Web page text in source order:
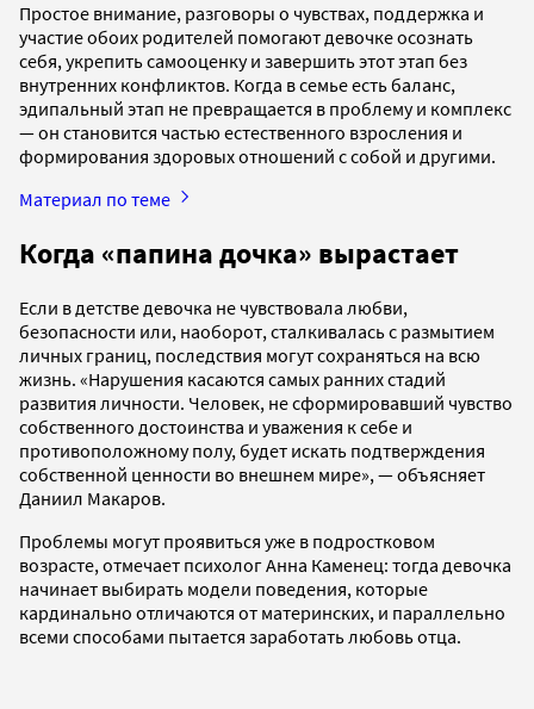
Простое внимание, разговоры о чувствах, поддержка и
участие обоих родителей помогают девочке осознать
себя, укрепить самооценку и завершить этот этап без
внутренних конфликтов. Когда в семье есть баланс,
эдипальный этап не превращается в проблему и комплекс
— он становится частью естественного взросления и
формирования здоровых отношений с собой и другими.
Материал по теме
Когда «папина дочка» вырастает
Если в детстве девочка не чувствовала любви,
безопасности или, наоборот, сталкивалась с размытием
личных границ, последствия могут сохраняться на всю
жизнь. «Нарушения касаются самых ранних стадий
развития личности. Человек, не сформировавший чувство
собственного достоинства и уважения к себе и
противоположному полу, будет искать подтверждения
собственной ценности во внешнем мире», — объясняет
Даниил Макаров.
Проблемы могут проявиться уже в подростковом
возрасте, отмечает психолог Анна Каменец: тогда девочка
начинает выбирать модели поведения, которые
кардинально отличаются от материнских, и параллельно
всеми способами пытается заработать любовь отца.